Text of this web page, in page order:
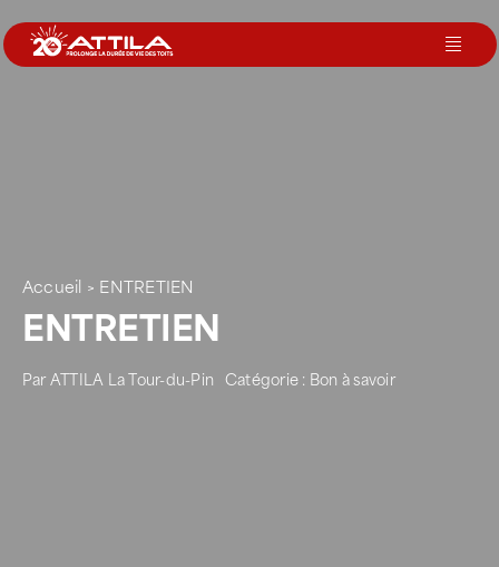
au
contenu
Votre toit
Accueil > ENTRETIEN
ENTRETIEN
ParATTILA La Tour-du-Pin Catégorie : Bon à savoir